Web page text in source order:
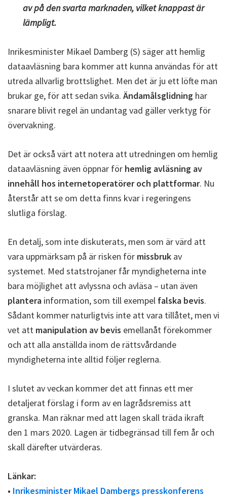
av på den svarta marknaden, vilket knappast är
lämpligt.
Inrikesminister Mikael Damberg (S) säger att hemlig
dataavläsning bara kommer att kunna användas för att
utreda allvarlig brottslighet. Men det är ju ett löfte man
brukar ge, för att sedan svika. Ändamålsglidning har
snarare blivit regel än undantag vad gäller verktyg för
övervakning.
Det är också värt att notera att utredningen om hemlig
dataavläsning även öppnar för hemlig avläsning av
innehåll hos internetoperatörer och plattformar. Nu
återstår att se om detta finns kvar i regeringens
slutliga förslag.
En detalj, som inte diskuterats, men som är värd att
vara uppmärksam på är risken för missbruk av
systemet. Med statstrojaner får myndigheterna inte
bara möjlighet att avlyssna och avläsa – utan även
plantera information, som till exempel falska bevis.
Sådant kommer naturligtvis inte att vara tillåtet, men vi
vet att manipulation av bevis emellanåt förekommer
och att alla anställda inom de rättsvårdande
myndigheterna inte alltid följer reglerna.
I slutet av veckan kommer det att finnas ett mer
detaljerat förslag i form av en lagrådsremiss att
granska. Man räknar med att lagen skall träda ikraft
den 1 mars 2020. Lagen är tidbegränsad till fem år och
skall därefter utvärderas.
Länkar:
• Inrikesminister Mikael Dambergs presskonferens